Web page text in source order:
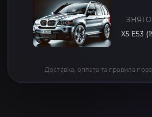
ЗНЯТО
X5 E53
Доставка, оплата та правила